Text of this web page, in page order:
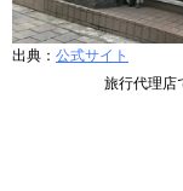
出典： 公式サイト
旅行代理店